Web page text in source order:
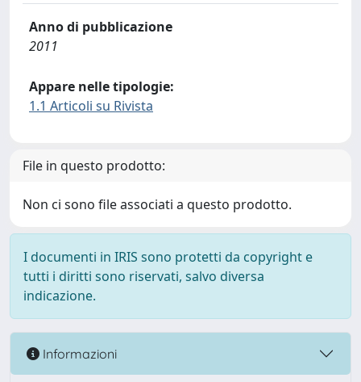
Anno di pubblicazione
2011
Appare nelle tipologie:
1.1 Articoli su Rivista
File in questo prodotto:
Non ci sono file associati a questo prodotto.
I documenti in IRIS sono protetti da copyright e
tutti i diritti sono riservati, salvo diversa
indicazione.
Informazioni